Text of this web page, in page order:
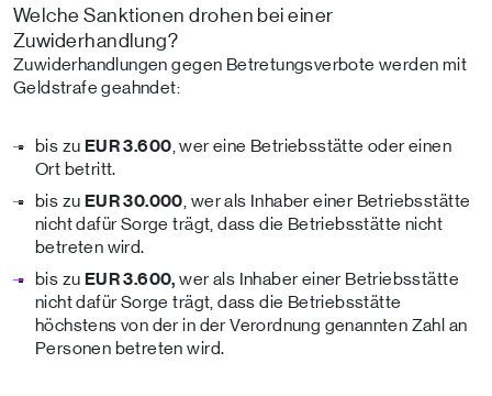
Welche Sanktionen drohen bei einer
Zuwiderhandlung?
Zuwiderhandlungen gegen Betretungsverbote werden mit
Geldstrafe geahndet:
bis zu EUR 3.600 wer eine Betriebsstätte oder einen
Ort betritt.
bis zu EUR 30.000 , wer als Inhaber einer Betriebsstätte
nicht dafür Sorge trägt, dass die Betriebsstätte nicht
betreten wird.
bis zu EUR 3.600,wer als Inhaber einer Betriebsstätte
nicht dafür Sorge trägt, dass die Betriebsstätte
höchstens von der in der Verordnung genannten Zahl an
Personen betreten wird.